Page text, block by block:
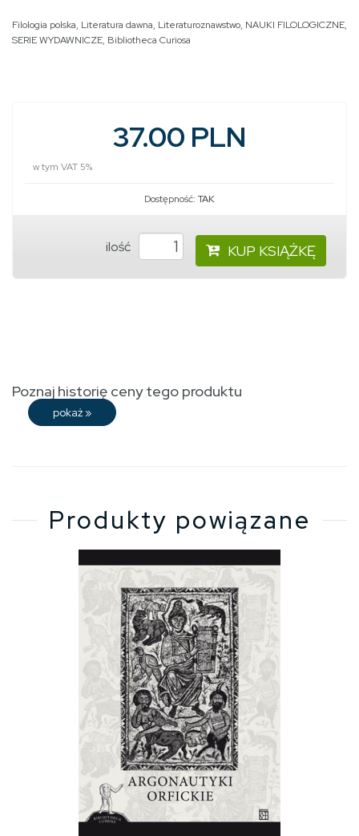
Filologia polska, Literatura dawna, Literaturoznawstwo, NAUKI FILOLOGICZNE,
SERIE WYDAWNICZE, Bibliotheca Curiosa
37.00 PLN
w tym VAT 5%
Dostępność: TAK
ilość KUP KSIĄŻKĘ
Poznaj historię ceny tego produktu
pokaż »
Produkty powiązane